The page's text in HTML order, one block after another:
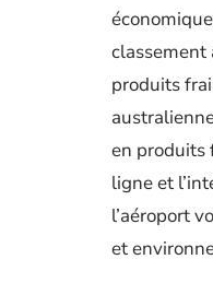
classement
produits
en produits
ligne et
l’aéroport
et